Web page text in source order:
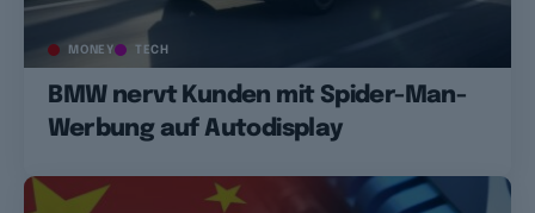
MONEY TECH
BMW nervt Kunden mit Spider-Man-
Werbung auf Autodisplay